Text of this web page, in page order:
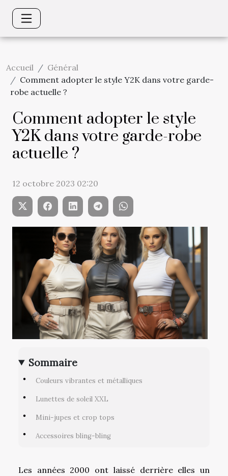
Accueil
Général
Comment adopter le style Y2K dans votre garde-
robe actuelle ?
Comment adopter le style
Y2K dans votre garde-robe
actuelle ?
12 octobre 2023 02:20
Sommaire
Couleurs vibrantes et métalliques
Lunettes de soleil XXL
Mini-jupes et crop tops
Accessoires bling-bling
Les années 2000 ont laissé derrière elles un